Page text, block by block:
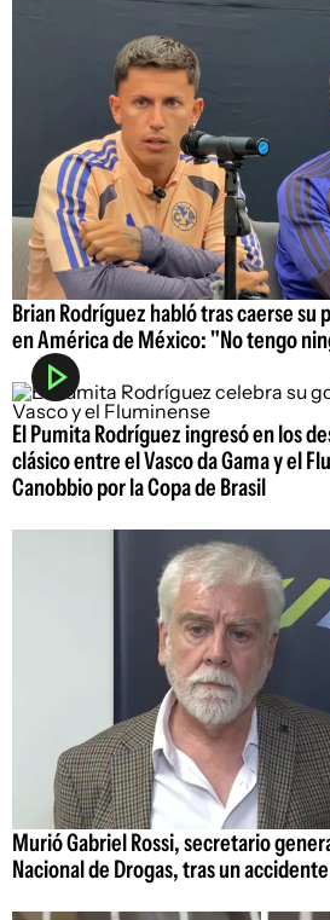
Brian Rodríguez habló tras caerse su
en América de México: "No tengo
El Pumita Rodríguez ingresó en los
clásico entre el Vasco da Gama y el
Canobbio por la Copa de Brasil
Murió Gabriel Rossi, secretario
Nacional de Drogas, tras un